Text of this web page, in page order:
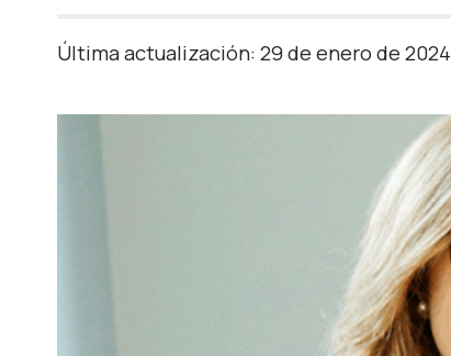
Última actualización: 29 de enero de 2024